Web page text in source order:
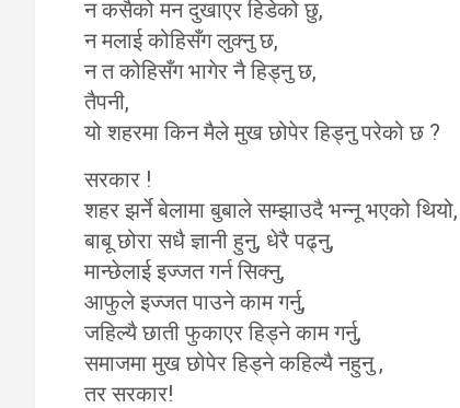
न कसैको मन दुखाएर हिडेको छु,
न मलाई कोहिसँग लुक्नु छ,
न त कोहिसँग भागेर नै हिड्नु छ,
तैपनी,
यो शहरमा किन मैले मुख छोपेर हिड्नु परेको छ ?
सरकार !
शहर झर्ने बेलामा बुबाले सम्झाउदै भन्नू भएको थियो,
बाबू छोरा सधै ज्ञानी हुनु, धेरै पढ्नु,
मान्छेलाई इज्जत गर्न सिक्नु,
आफुले इज्जत पाउने काम गर्नु,
जहिल्यै छाती फुकाएर हिड्ने काम गर्नु,
समाजमा मुख छोपेर हिड्ने कहिल्यै नहुनु ,
तर सरकार!